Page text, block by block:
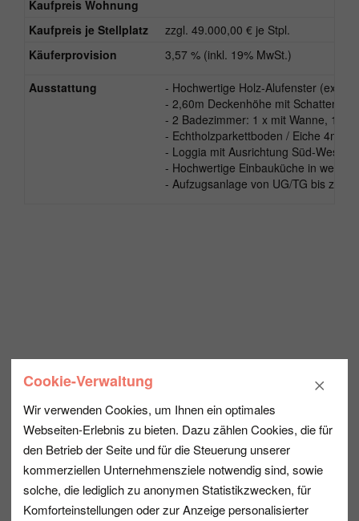
Kaufpreis Wohnung
Kaufpreis je Stellplatz
zzgl. 49.000,00 € je Stpl.
Käuferprovision
3,57 % (inkl. 19% MwSt.)
Ausstattung
- Hochwertige Holz-Alufenster (extra
- 2,60m Deckenhöhe mit
- 2 Badezimmer: 1 x mit Wanne, 1 x
- Echtholzparkettboden / Eiche 4mm
- Loggia mit Ausrichtung Süd-West
- Hochwertige Einbauküche in weißer
- Aufzugsanlage von UG/TG bis zur
Cookie-Verwaltung
Wir verwenden Cookies, um Ihnen ein optimales
Webseiten-Erlebnis zu bieten. Dazu zählen Cookies, die für
den Betrieb der Seite und für die Steuerung unserer
kommerziellen Unternehmensziele notwendig sind, sowie
solche, die lediglich zu anonymen Statistikzwecken, für
Komforteinstellungen oder zur Anzeige personalisierter